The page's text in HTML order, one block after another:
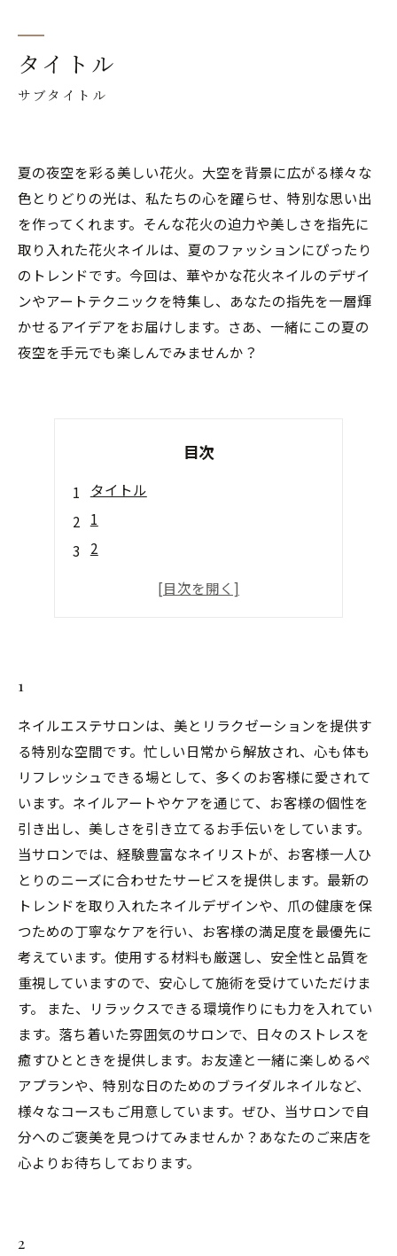
タイトル
サブタイトル
夏の夜空を彩る美しい花火。大空を背景に広がる様々な
色とりどりの光は、私たちの心を躍らせ、特別な思い出
を作ってくれます。そんな花火の迫力や美しさを指先に
取り入れた花火ネイルは、夏のファッションにぴったり
のトレンドです。今回は、華やかな花火ネイルのデザイ
ンやアートテクニックを特集し、あなたの指先を一層輝
かせるアイデアをお届けします。さあ、一緒にこの夏の
夜空を手元でも楽しんでみませんか？
目次
タイトル
1
2
1
ネイルエステサロンは、美とリラクゼーションを提供す
る特別な空間です。忙しい日常から解放され、心も体も
リフレッシュできる場として、多くのお客様に愛されて
います。ネイルアートやケアを通じて、お客様の個性を
引き出し、美しさを引き立てるお手伝いをしています。
当サロンでは、経験豊富なネイリストが、お客様一人ひ
とりのニーズに合わせたサービスを提供します。最新の
トレンドを取り入れたネイルデザインや、爪の健康を保
つための丁寧なケアを行い、お客様の満足度を最優先に
考えています。使用する材料も厳選し、安全性と品質を
重視していますので、安心して施術を受けていただけま
す。 また、リラックスできる環境作りにも力を入れてい
ます。落ち着いた雰囲気のサロンで、日々のストレスを
癒すひとときを提供します。お友達と一緒に楽しめるペ
アプランや、特別な日のためのブライダルネイルなど、
様々なコースもご用意しています。ぜひ、当サロンで自
分へのご褒美を見つけてみませんか？あなたのご来店を
心よりお待ちしております。
2